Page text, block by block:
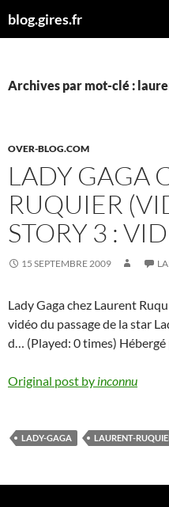
aublog.gires.fr
Archives par mot-clé :
OVER-BLOG.COM
LADY GAGA
RUQUIER
STORY 3 :
15 SEPTEMBRE 2009
Lady Gaga chez Laurent
vidéo du passage de la star
d… (Played: 0 times)
Original post by inconnu
LADY-GAGA LAURENT-